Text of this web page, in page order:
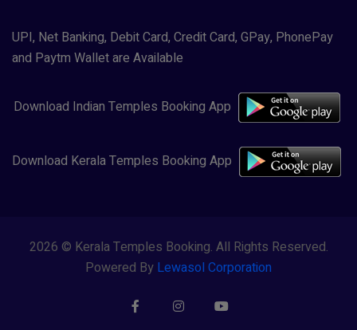
UPI, Net Banking, Debit Card, Credit Card, GPay, PhonePay
and Paytm Wallet are Available
Download Indian Temples Booking App
Download Kerala Temples Booking App
2026 © Kerala Temples Booking. All Rights Reserved.
Powered By Lewasol Corporation